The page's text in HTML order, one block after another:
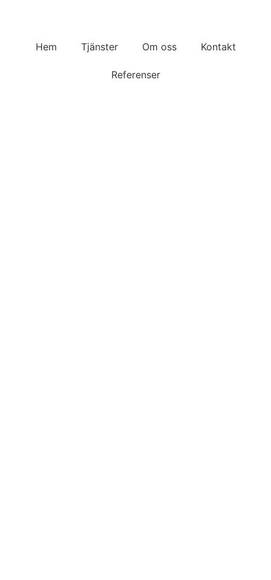
Hem Tjänster Om oss Kontakt
Referenser